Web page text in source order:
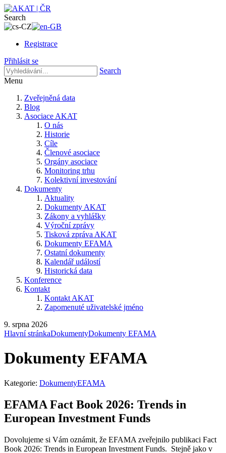
Search
Registrace
Přihlásit se
Search
Menu
Zveřejněná data
Blog
Asociace AKAT
O nás
Historie
Cíle
Členové asociace
Orgány asociace
Monitoring trhu
Kolektivní investování
Dokumenty
Aktuality
Dokumenty AKAT
Zákony a vyhlášky
Výroční zprávy
Tisková zpráva AKAT
Dokumenty EFAMA
Ostatní dokumenty
Kalendář událostí
Historická data
Konference
Kontakt
Kontakt AKAT
Zapomenuté uživatelské jméno
9. srpna 2026
Hlavní stránkaDokumentyDokumenty EFAMA
Dokumenty EFAMA
Kategorie: DokumentyEFAMA
EFAMA Fact Book 2026: Trends in
European Investment Funds
Dovolujeme si Vám oznámit, že EFAMA zveřejnilo publikaci Fact
Book 2026: Trends in European Investment Funds. Stejně jako v